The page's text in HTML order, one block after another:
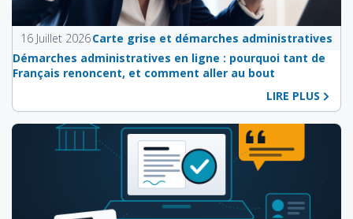
16 Juillet 2026Carte grise et démarches administratives
Démarches administratives en ligne : pourquoi tant de
Français renoncent, et comment aller au bout
LIRE PLUS